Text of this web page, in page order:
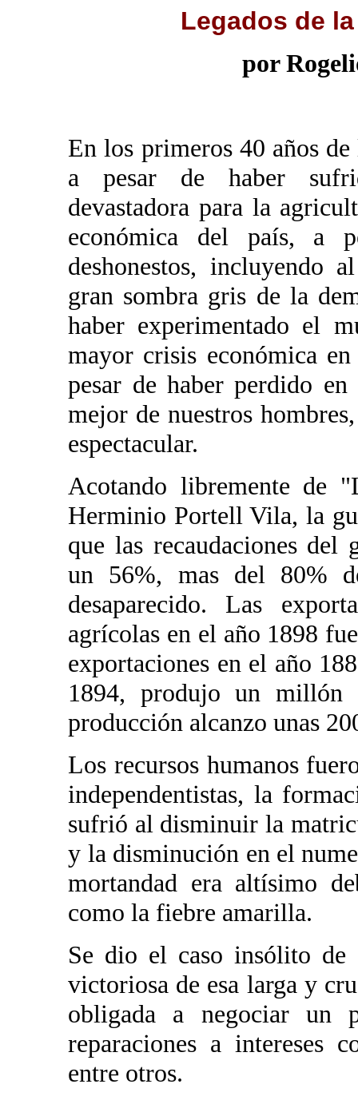
Legados de
por
En los primeros 40 años
a pesar de haber
devastadora para la
económica del país, a
deshonestos, incluyendo
gran sombra gris de la
haber experimentado el
mayor crisis económica
pesar de haber perdido
mejor de nuestros
espectacular.
Acotando libremente de
Herminio Portell Vila, la
que las recaudaciones
un 56%, mas del 80%
desaparecido. Las
agrícolas en el año 1898
exportaciones en el año
1894, produjo un millón
producción alcanzo unas
Los recursos humanos
independentistas, la
sufrió al disminuir la
y la disminución en el
mortandad era altísimo
como la fiebre amarilla.
Se dio el caso insólito de
victoriosa de esa larga y
obligada a negociar un
reparaciones a intereses
entre otros.